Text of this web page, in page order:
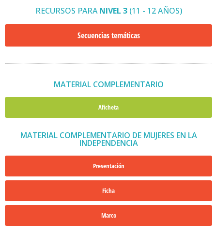
RECURSOS PARANIVEL 3(11 - 12 AÑOS)
Secuencias temáticas
MATERIAL COMPLEMENTARIO
Aficheta
MATERIAL COMPLEMENTARIO DE MUJERES EN LA
INDEPENDENCIA
Presentación
Ficha
Marco